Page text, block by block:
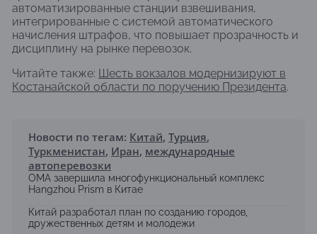
автоматизированные станции взвешивания,
интегрированные с системой автоматического
начисления штрафов, что повышает прозрачность и
дисциплину на рынке перевозок.
Читайте также: Шесть вокзалов модернизируют в
Костанайской области по поручению Президента.
Новости по тегам: Китай, Турция,
Туркменистан, Иран, международные
автоперевозки
OMA завершила многофункциональный комплекс
Hangzhou Prism в Китае
Китай разработал план по созданию городов,
дружественных детям и молодежи